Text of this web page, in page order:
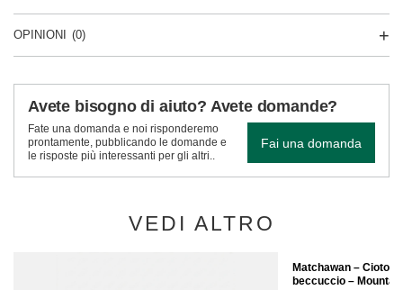
OPINIONI (0)
Avete bisogno di aiuto? Avete domande?
Fate una domanda e noi risponderemo
prontamente, pubblicando le domande e
le risposte più interessanti per gli altri..
Fai una domanda
VEDI ALTRO
Matchawan –
beccuccio –